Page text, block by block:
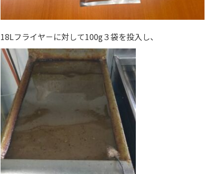
18Lフライヤ－に対して100g３袋を投入し、